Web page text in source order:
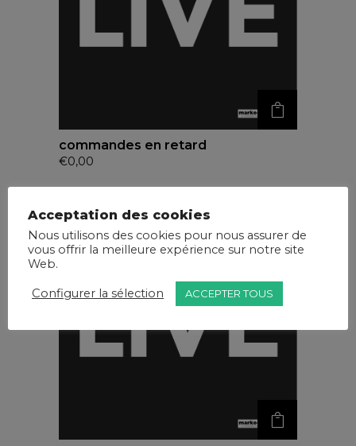
commandes en retard
€0,00
Acceptation des cookies
Nous utilisons des cookies pour nous assurer de
vous offrir la meilleure expérience sur notre site
Web.
Configurer la sélection ACCEPTER TOUS